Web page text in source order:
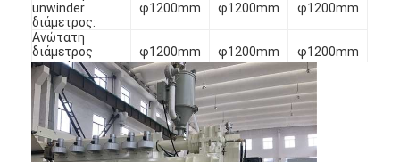
Σπίτι
Προϊόντα
Περίπου εμείς
unwinder
διάμετρος:
φ1200mm φ1200mm φ1200mm
Ανώτατη
διάμετρος
rewinder:
φ1200mm φ1200mm φ1200mm
Ανώτατη
παραγωγή:
250kg/h ή 400kg/h
Ρητίνες:
LLDPE/LDPE/PP/EVA
Σειρά πάχους
τοποθέτησης σε
στρώματα:
845μm